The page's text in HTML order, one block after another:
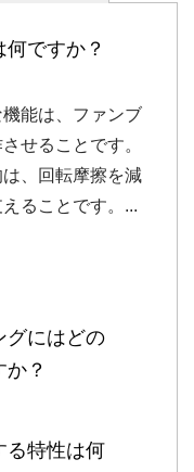
ですか？
能は、ファンブ
せることです。
、回転摩擦を減
ることです。...
グにはどの
？
る特性は何